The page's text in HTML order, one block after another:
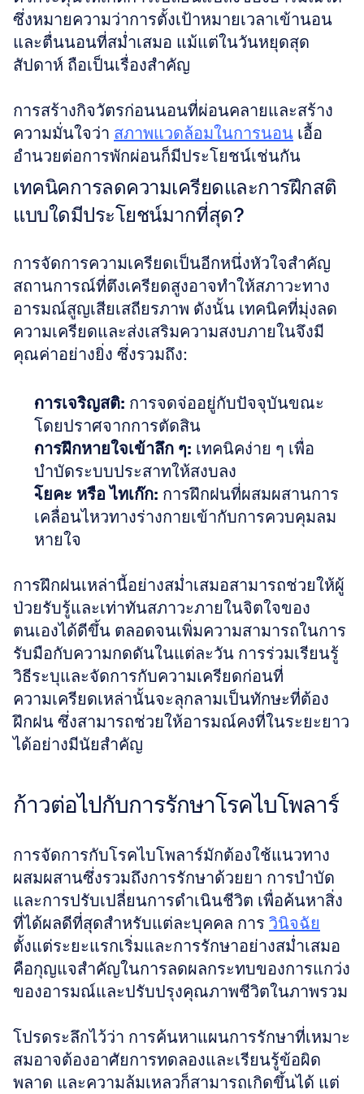
ซึ่งหมายความว่าการตั้งเป้าหมายเวลาเข้านอน
และตื่นนอนที่สม่ำเสมอ แม้แต่ในวันหยุดสุด
สัปดาห์ ถือเป็นเรื่องสำคัญ
การสร้างกิจวัตรก่อนนอนที่ผ่อนคลายและสร้าง
ความมั่นใจว่า สภาพแวดล้อมในการนอน เอื้อ
อำนวยต่อการพักผ่อนก็มีประโยชน์เช่นกัน
เทคนิคการลดความเครียดและการฝึกสติ
แบบใดมีประโยชน์มากที่สุด?
การจัดการความเครียดเป็นอีกหนึ่งหัวใจสำคัญ
สถานการณ์ที่ตึงเครียดสูงอาจทำให้สภาวะทาง
อารมณ์สูญเสียเสถียรภาพ ดังนั้น เทคนิคที่มุ่งลด
ความเครียดและส่งเสริมความสงบภายในจึงมี
คุณค่าอย่างยิ่ง ซึ่งรวมถึง:
การเจริญสติ: การจดจ่ออยู่กับปัจจุบันขณะ
โดยปราศจากการตัดสิน
การฝึกหายใจเข้าลึก ๆ: เทคนิคง่าย ๆ เพื่อ
บำบัดระบบประสาทให้สงบลง
โยคะ หรือ ไทเก๊ก: การฝึกฝนที่ผสมผสานการ
เคลื่อนไหวทางร่างกายเข้ากับการควบคุมลม
หายใจ
การฝึกฝนเหล่านี้อย่างสม่ำเสมอสามารถช่วยให้ผู้
ป่วยรับรู้และเท่าทันสภาวะภายในจิตใจของ
ตนเองได้ดีขึ้น ตลอดจนเพิ่มความสามารถในการ
รับมือกับความกดดันในแต่ละวัน การร่วมเรียนรู้
วิธีระบุและจัดการกับความเครียดก่อนที่
ความเครียดเหล่านั้นจะลุกลามเป็นทักษะที่ต้อง
ฝึกฝน ซึ่งสามารถช่วยให้อารมณ์คงที่ในระยะยาว
ได้อย่างมีนัยสำคัญ
ก้าวต่อไปกับการรักษาโรคไบโพลาร์
การจัดการกับโรคไบโพลาร์มักต้องใช้แนวทาง
ผสมผสานซึ่งรวมถึงการรักษาด้วยยา การบำบัด
และการปรับเปลี่ยนการดำเนินชีวิต เพื่อค้นหาสิ่ง
ที่ได้ผลดีที่สุดสำหรับแต่ละบุคคล การ วินิจฉัย
ตั้งแต่ระยะแรกเริ่มและการรักษาอย่างสม่ำเสมอ
คือกุญแจสำคัญในการลดผลกระทบของการแกว่ง
ของอารมณ์และปรับปรุงคุณภาพชีวิตในภาพรวม
โปรดระลึกไว้ว่า การค้นหาแผนการรักษาที่เหมาะ
สมอาจต้องอาศัยการทดลองและเรียนรู้ข้อผิด
พลาด และความล้มเหลวก็สามารถเกิดขึ้นได้ แต่